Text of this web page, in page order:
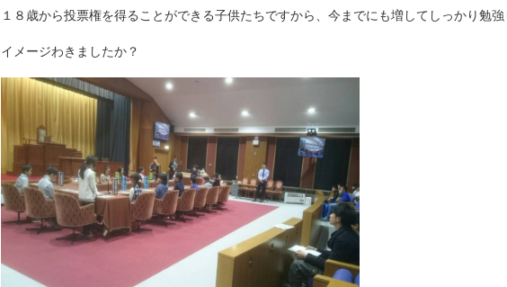
１８歳から投票権を得ることができる子供たちですから、今までにも増してしっかり勉強
イメージわきましたか？